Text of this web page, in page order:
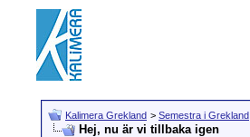
Kalimera Grekland > Semestra i Grekland
Hej, nu är vi tillbaka igen